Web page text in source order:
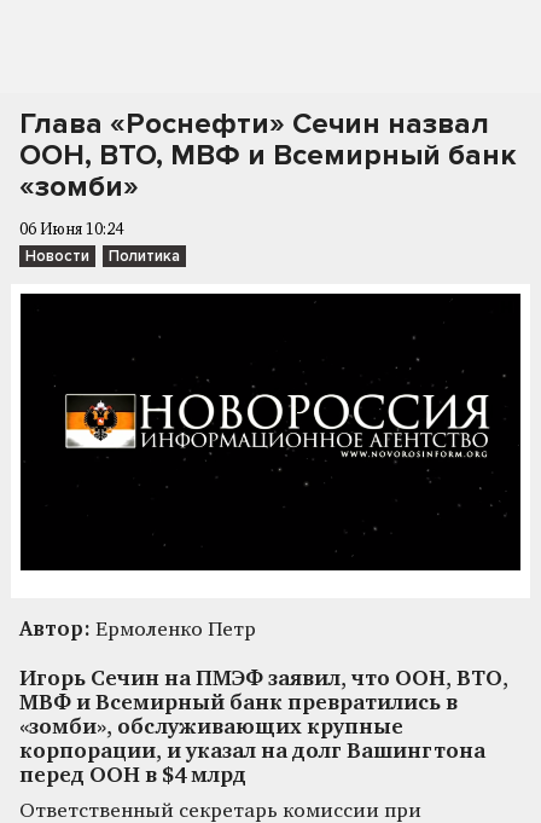
Глава «Роснефти» Сечин назвал
ООН, ВТО, МВФ и Всемирный банк
«зомби»
06 Июня 10:24
Новости Политика
Автор: Ермоленко Петр
Игорь Сечин на ПМЭФ заявил, что ООН, ВТО,
МВФ и Всемирный банк превратились в
«зомби», обслуживающих крупные
корпорации, и указал на долг Вашингтона
перед ООН в $4 млрд
Ответственный секретарь комиссии при